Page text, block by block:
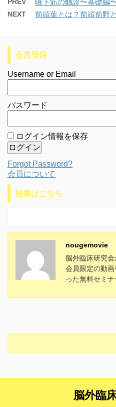
嚥下筋の触診〜基礎編
NEXT 前頭葉とは？前頭前
会員登録
Username or Email
パスワード
ログイン情報を保存
Forgot Password?
会員について
検索はこちら
nougemovie
脳外臨床研究
会員限定の動
った無料セミナ
脳外臨